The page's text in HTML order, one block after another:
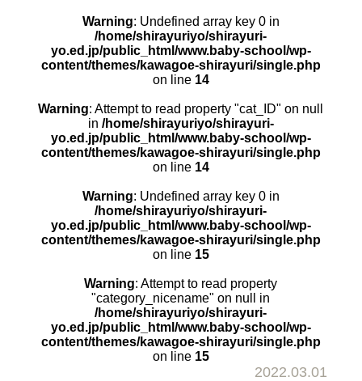
Warning: Undefined array key 0 in
/home/shirayuriyo/shirayuri-
yo.ed.jp/public_html/www.baby-school/wp-
content/themes/kawagoe-shirayuri/single.php
on line 14
Warning: Attempt to read property "cat_ID" on null
in /home/shirayuriyo/shirayuri-
yo.ed.jp/public_html/www.baby-school/wp-
content/themes/kawagoe-shirayuri/single.php
on line 14
Warning: Undefined array key 0 in
/home/shirayuriyo/shirayuri-
yo.ed.jp/public_html/www.baby-school/wp-
content/themes/kawagoe-shirayuri/single.php
on line 15
Warning: Attempt to read property
"category_nicename" on null in
/home/shirayuriyo/shirayuri-
yo.ed.jp/public_html/www.baby-school/wp-
content/themes/kawagoe-shirayuri/single.php
on line 15
2022.03.01